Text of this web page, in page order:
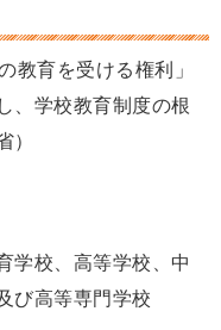
教育を受ける権利」
、学校教育制度の根
）
学校、高等学校、中
び高等専門学校